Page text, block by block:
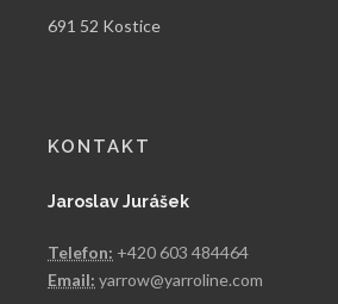
691 52 Kostice
KONTAKT
Jaroslav Jurášek
Telefon: +420 603 484464
Email: yarrow@yarroline.com